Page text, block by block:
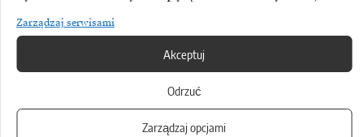
Zarządzaj serwisami
Akceptuj
Odrzuć
Zarządzaj opcjami
materiałów eksploatacyjnych. Jak
podkreśla wielu naszych klientów,
automatyzacja i lepsza kontrola
nad całym cyklem pracy to kluczowe
kwestie, jakie w nadchodzących